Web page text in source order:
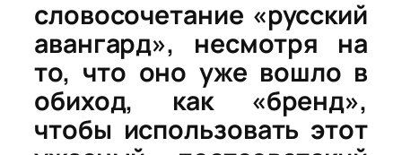
словосочетание «русский
авангард», несмотря на
то, что оно уже вошло в
обиход, как «бренд»,
чтобы использовать этот